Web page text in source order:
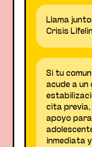
Llama
Crisis
Si tu
acude a
cita previa,
apoyo
inmediata